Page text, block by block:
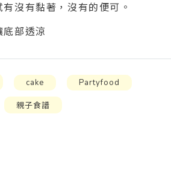
沒有黏著，沒有的便可。
部透涼
cake Partyfood
親子食譜